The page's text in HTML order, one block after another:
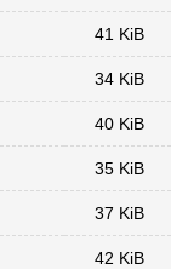
41 KiB
34 KiB
40 KiB
35 KiB
37 KiB
42 KiB